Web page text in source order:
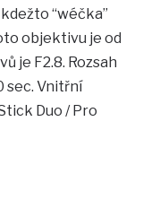
“wéčka”
objektivu je od
je F2.8. Rozsah
sec. Vnitřní
Duo / Pro